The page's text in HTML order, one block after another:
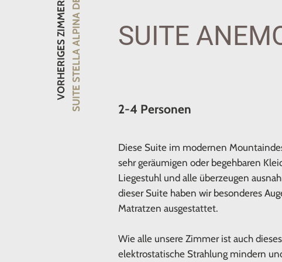
VORHERIGES ZIMMERSUITE STELLA ALPINA DESIGN SUITE
2-4 Personen
Diese Suite im modernen
sehr geräumigen oder begehbaren
Liegestuhl und alle überzeugen
dieser Suite haben wir besonderes
Matratzen ausgestattet.
Wie alle unsere Zimmer ist auch
elektrostatische Strahlung mindern